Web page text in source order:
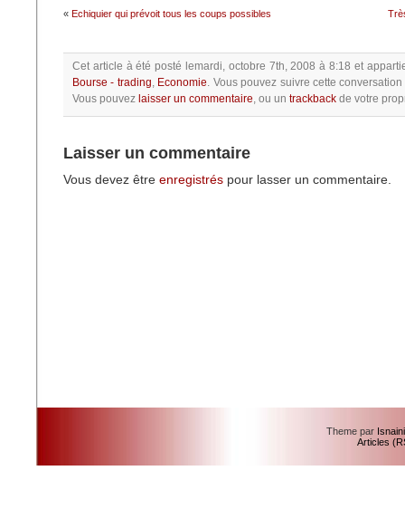
« Echiquier qui prévoit tous les coups possibles
Cet article à été posté lemardi, octobre 7th, 2008 à 8:18 et
Bourse - trading, Economie. Vous pouvez suivre cette
Vous pouvez laisser un commentaire, ou un trackback de votre
Laisser un commentaire
Vous devez être enregistrés pour lasser un commentaire.
Theme par
Articles